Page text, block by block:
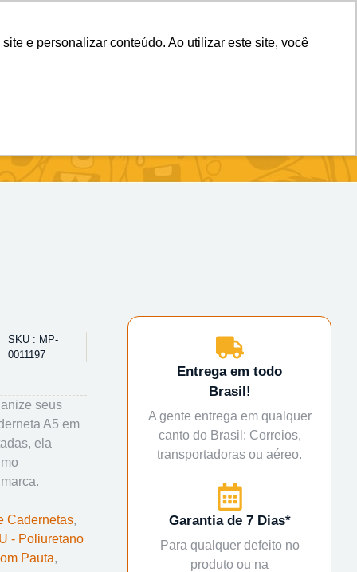
e personalizar conteúdo. Ao utilizar este site, você
SKU : MP-
0011197
seus
A5 em
ela
Cadernetas,
- Poliuretano
Pauta,
Entrega em todo
Brasil!
A gente entrega em qualquer
canto do Brasil: Correios,
transportadoras ou aéreo.
Garantia de 7 Dias*
Para qualquer defeito no
produto ou na